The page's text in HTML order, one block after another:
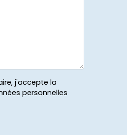
j'accepte la
personnelles